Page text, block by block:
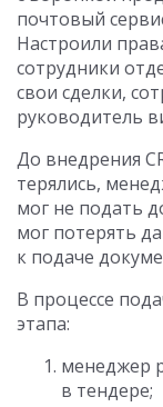
почтовый
Настроили
сотрудники
свои сделки,
руководитель
До внедрения
терялись,
мог не подать
мог потерять
к подаче
В процессе
этапа:
менеджер
в тендере;